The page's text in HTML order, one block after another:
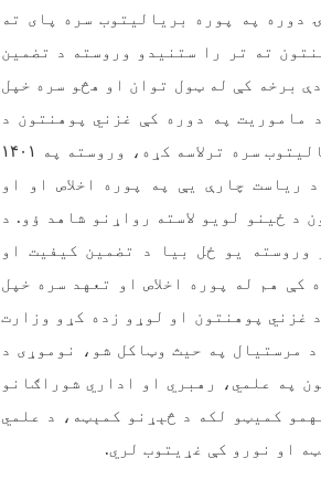
دوره په پوره بریالیتوب سره پای ته
ته تر را ستنیدو وروسته د تضمین
برخه کې له ټول توان او هڅو سره خپل
ماموریت په دوره کې غزني پوهنتون د
سره ترلاسه کړه، وروسته په ۱۴۰۱
چارې یې په پوره اخلاص او او
د ځینو لویو لاسته رواړنو شاهد ؤو. د
یو ځل بیا د تضمین کیفیت او
هم له پوره اخلاص او تعهد سره خپل
بریالیتوب سره مخته یوړ. په ۱۴۰۴ کال کې د غزني پوهنتون او لوړو زده کړو وزارت
مرستیال په حیث وټاکل شو، نوموړی د
په علمي، رهبري او اداري شوراګانو
کمیټو لکه د څېړنو کمېټه، د علمي
او نورو کې غړیتوب لري.